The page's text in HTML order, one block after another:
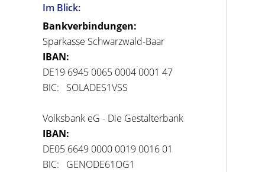
Im Blick:
Bankverbindungen:
Sparkasse Schwarzwald-Baar
IBAN:
DE19 6945 0065 0004 0001 47
BIC: SOLADES1VSS
Volksbank eG - Die Gestalterbank
IBAN:
DE05 6649 0000 0019 0016 01
BIC: GENODE61OG1